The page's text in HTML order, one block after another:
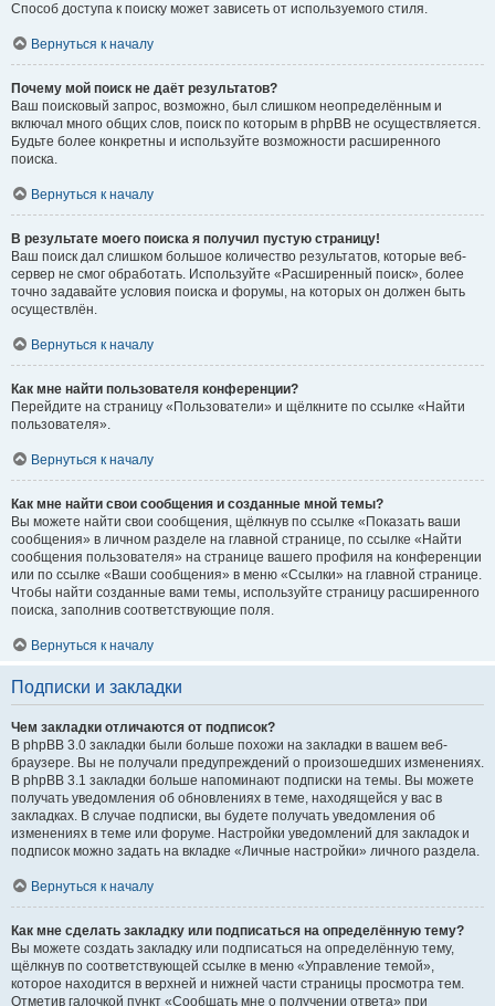
Способ доступа к поиску может зависеть от используемого стиля.
Вернуться к началу
Почему мой поиск не даёт результатов?
Ваш поисковый запрос, возможно, был слишком неопределённым и
включал много общих слов, поиск по которым в phpBB не осуществляется.
Будьте более конкретны и используйте возможности расширенного
поиска.
Вернуться к началу
В результате моего поиска я получил пустую страницу!
Ваш поиск дал слишком большое количество результатов, которые веб-
сервер не смог обработать. Используйте «Расширенный поиск», более
точно задавайте условия поиска и форумы, на которых он должен быть
осуществлён.
Вернуться к началу
Как мне найти пользователя конференции?
Перейдите на страницу «Пользователи» и щёлкните по ссылке «Найти
пользователя».
Вернуться к началу
Как мне найти свои сообщения и созданные мной темы?
Вы можете найти свои сообщения, щёлкнув по ссылке «Показать ваши
сообщения» в личном разделе на главной странице, по ссылке «Найти
сообщения пользователя» на странице вашего профиля на конференции
или по ссылке «Ваши сообщения» в меню «Ссылки» на главной странице.
Чтобы найти созданные вами темы, используйте страницу расширенного
поиска, заполнив соответствующие поля.
Вернуться к началу
Подписки и закладки
Чем закладки отличаются от подписок?
В phpBB 3.0 закладки были больше похожи на закладки в вашем веб-
браузере. Вы не получали предупреждений о произошедших изменениях.
В phpBB 3.1 закладки больше напоминают подписки на темы. Вы можете
получать уведомления об обновлениях в теме, находящейся у вас в
закладках. В случае подписки, вы будете получать уведомления об
изменениях в теме или форуме. Настройки уведомлений для закладок и
подписок можно задать на вкладке «Личные настройки» личного раздела.
Вернуться к началу
Как мне сделать закладку или подписаться на определённую тему?
Вы можете создать закладку или подписаться на определённую тему,
щёлкнув по соответствующей ссылке в меню «Управление темой»,
которое находится в верхней и нижней части страницы просмотра тем.
Отметив галочкой пункт «Сообщать мне о получении ответа» при